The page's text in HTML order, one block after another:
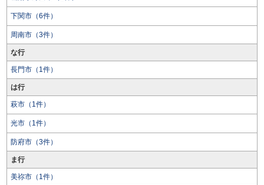
下関市（6件）
周南市（3件）
な行
長門市（1件）
は行
萩市（1件）
光市（1件）
防府市（3件）
ま行
美祢市（1件）